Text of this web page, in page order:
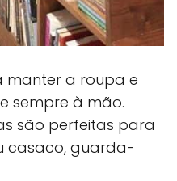
manter a roupa e
sempre à mão.
são perfeitas para
casaco, guarda-